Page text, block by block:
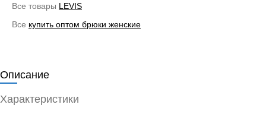
Все товары LEVIS
Все купить оптом брюки женские
Описание
Характеристики